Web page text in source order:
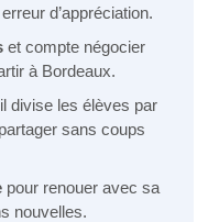
d’appréciation.
et compte négocier
à Bordeaux.
divise les élèves par
sans coups
pour renouer avec sa
nouvelles.